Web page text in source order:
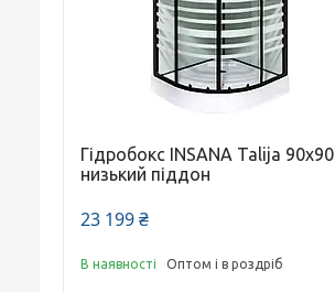
Гідробокс INSANA Talija 90х90
низький піддон
23 199 ₴
В наявності Оптом і в роздріб